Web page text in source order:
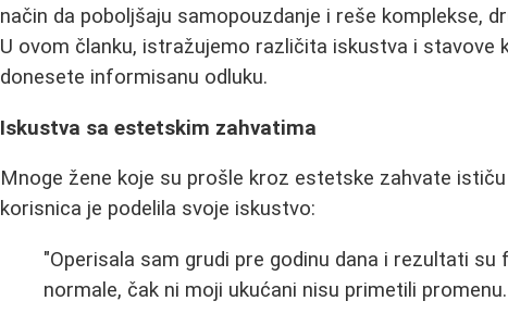
način da poboljšaju samopouzdanje i reše komplekse,
U ovom članku, istražujemo različita iskustva i stavove
donesete informisanu odluku.
Iskustva sa estetskim zahvatima
Mnoge žene koje su prošle kroz estetske zahvate
korisnica je podelila svoje iskustvo:
"Operisala sam grudi pre godinu dana i rezultati su
normale, čak ni moji ukućani nisu primetili